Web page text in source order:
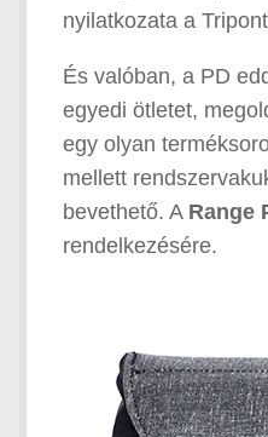
nyilatkozata a
És valóban, a PD
egyedi ötletet,
egy olyan
mellett
bevethető. A Range
rendelkezésére.